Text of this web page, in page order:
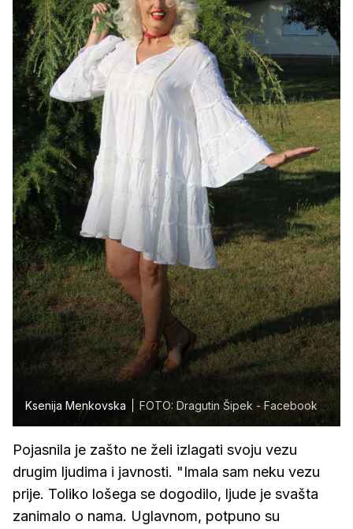
Ksenija Menkovska FOTO: Dragutin Šipek - Facebook
Pojasnila je zašto ne želi izlagati svoju vezu
drugim ljudima i javnosti. "Imala sam neku vezu
prije. Toliko lošega se dogodilo, ljude je svašta
zanimalo o nama. Uglavnom, potpuno su